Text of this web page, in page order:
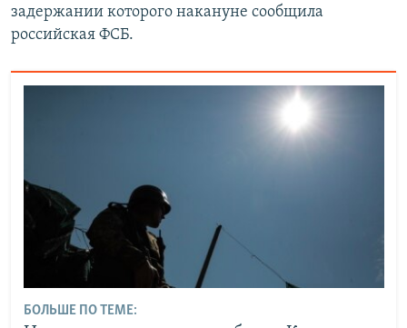
задержании которого накануне сообщила
российская ФСБ.
БОЛЬШЕ ПО ТЕМЕ: